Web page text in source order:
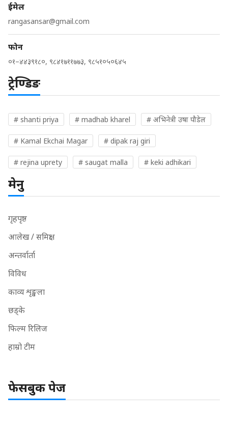
ईमेल
rangasansar@gmail.com
फोन
०१–४४३९१८०, ९८४१७११७७३, ९८५१०५०६४५
ट्रेण्डिङ
# shanti priya # madhab kharel # अभिनेत्री उषा पौडेल
# Kamal Ekchai Magar # dipak raj giri
# rejina uprety # saugat malla # keki adhikari
मेनु
गृहपृष्ठ
आलेख / समिक्षा
अन्तर्वार्ता
विविध
काव्य शृङ्खला
छड्के
फिल्म रिलिज
हाम्रो टीम
फेसबुक पेज